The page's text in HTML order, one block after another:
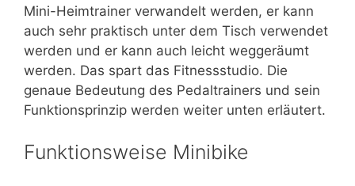
Mini-Heimtrainer verwandelt werden, er kann
auch sehr praktisch unter dem Tisch verwendet
werden und er kann auch leicht weggeräumt
werden. Das spart das Fitnessstudio. Die
genaue Bedeutung des Pedaltrainers und sein
Funktionsprinzip werden weiter unten erläutert.
Funktionsweise Minibike